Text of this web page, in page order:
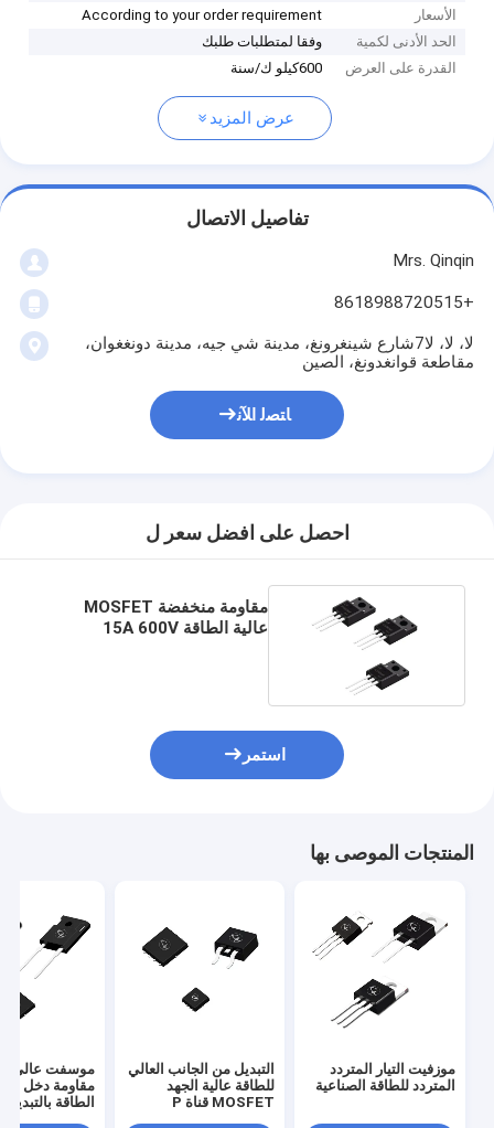
الأسعار
According to your order requirement
الحد الأدنى لكمية
وفقا لمتطلبات طلبك
القدرة على العرض
600كيلو ك/سنة
عرض المزيد
تفاصيل الاتصال
Mrs. Qinqin
+8618988720515
لا، لا، لا7شارع شينغرونغ، مدينة شي جيه، مدينة دونغغوان،
مقاطعة قوانغدونغ، الصين
ﺎﺘﺼﻟ ﺍﻶﻧ
احصل على افضل سعر ل
مقاومة منخفضة MOSFET
عالية الطاقة 15A 600V
استمر
المنتجات الموصى بها
موزفيت التيار المتردد
المتردد للطاقة الصناعية
التبديل من الجانب العالي
للطاقة عالية الجهد
MOSFET قناة P
موسفت عالي
مقاومة دخل
الطاقة بالتبديل